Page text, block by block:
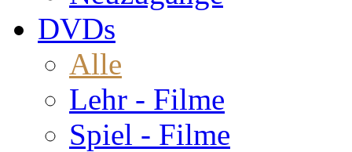
DVDs
Alle
Lehr - Filme
Spiel - Filme